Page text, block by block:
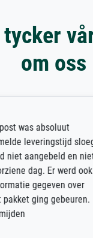
om oss
Qualität des
Unser Bild wurde
und sicher verpackt,
bei uns ankam. Es
Meisterdruck sein.